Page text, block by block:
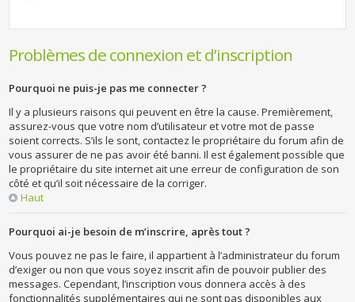
Problèmes de connexion et d’inscription
Pourquoi ne puis-je pas me connecter ?
Il y a plusieurs raisons qui peuvent en être la cause. Premièrement,
assurez-vous que votre nom d’utilisateur et votre mot de passe
soient corrects. S’ils le sont, contactez le propriétaire du forum afin de
vous assurer de ne pas avoir été banni. Il est également possible que
le propriétaire du site internet ait une erreur de configuration de son
côté et qu’il soit nécessaire de la corriger.
Haut
Pourquoi ai-je besoin de m’inscrire, après tout ?
Vous pouvez ne pas le faire, il appartient à l’administrateur du forum
d’exiger ou non que vous soyez inscrit afin de pouvoir publier des
messages. Cependant, l’inscription vous donnera accès à des
fonctionnalités supplémentaires qui ne sont pas disponibles aux